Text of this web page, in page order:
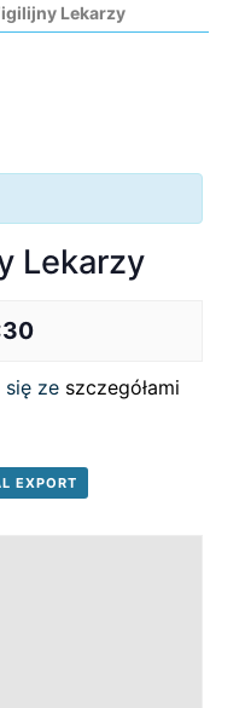
Lekarzy
Lekarzy
się ze szczegółami
EXPORT